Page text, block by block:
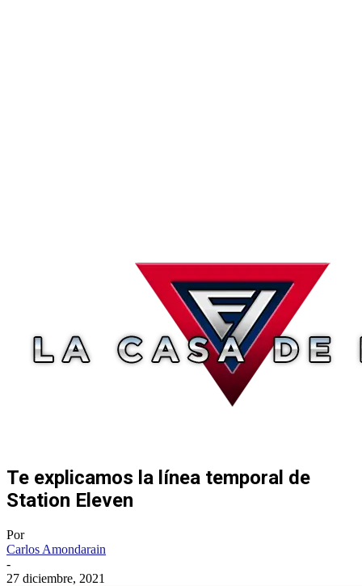
Te explicamos la línea temporal de
Station Eleven
Por
Carlos Amondarain
-
27 diciembre, 2021